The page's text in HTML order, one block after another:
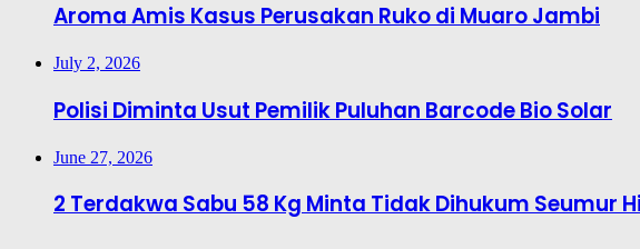
Aroma Amis Kasus Perusakan Ruko di Muaro Jambi
July 2, 2026
Polisi Diminta Usut Pemilik Puluhan Barcode Bio Solar
June 27, 2026
2 Terdakwa Sabu 58 Kg Minta Tidak Dihukum Seumur